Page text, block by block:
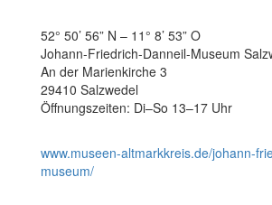
52° 50’ 56” N – 11° 8’ 53” O
Johann-Friedrich-Danneil-Museum
An der Marienkirche 3
29410 Salzwedel
Öffnungszeiten: Di–So 13–17 Uhr
www.museen-altmarkkreis.de/johann-
museum/